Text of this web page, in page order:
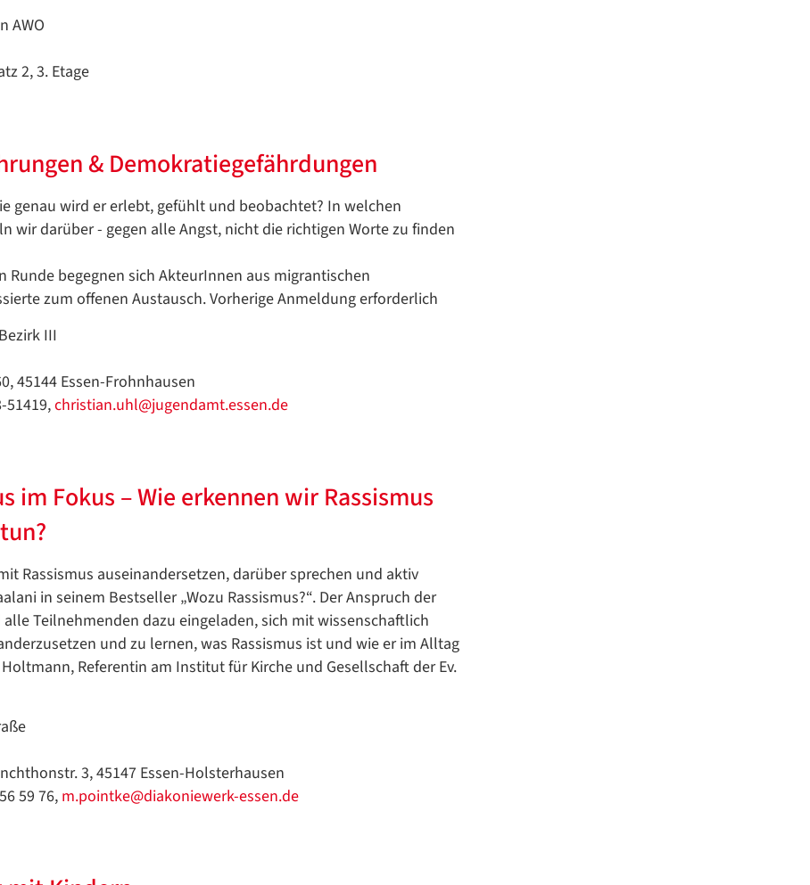
AWO
2, 3. Etage
& Demokratiegefährdungen
genau wird er erlebt, gefühlt und beobachtet? In welchen
wir darüber - gegen alle Angst, nicht die richtigen Worte zu finden
begegnen sich AkteurInnen aus migrantischen
zum offenen Austausch. Vorherige Anmeldung erforderlich
III
45144 Essen-Frohnhausen
51419,christian.uhl@jugendamt.essen.de
im Fokus – Wie erkennen wir Rassismus
Rassismus auseinandersetzen, darüber sprechen und aktiv
in seinem Bestseller „Wozu Rassismus?“. Der Anspruch der
Teilnehmenden dazu eingeladen, sich mit wissenschaftlich
und zu lernen, was Rassismus ist und wie er im Alltag
Referentin am Institut für Kirche und Gesellschaft der Ev.
3, 45147 Essen-Holsterhausen
59 76, m.pointke@diakoniewerk-essen.de
/
Translate